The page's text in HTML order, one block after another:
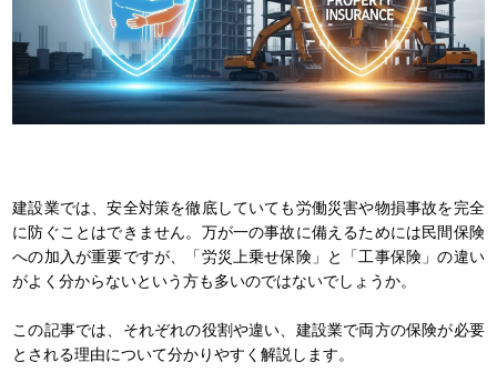
建設業では、安全対策を徹底していても労働災害や物損事故を完全
に防ぐことはできません。万が一の事故に備えるためには民間保険
への加入が重要ですが、「労災上乗せ保険」と「工事保険」の違い
がよく分からないという方も多いのではないでしょうか。
この記事では、それぞれの役割や違い、建設業で両方の保険が必要
とされる理由について分かりやすく解説します。